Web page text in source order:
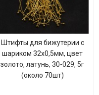
Штифты для бижутерии с
шариком 32х0,5мм, цвет
золото, латунь, 30-029, 5г
(около 70шт)